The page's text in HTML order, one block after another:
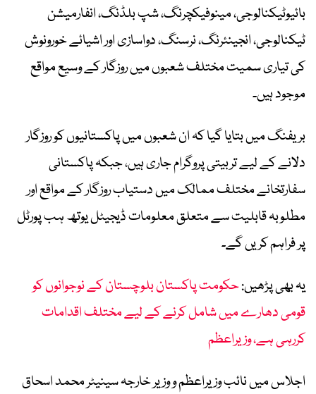
بائیوٹیکنالوجی، مینوفیکچرنگ، شپ بلڈنگ، انفارمیشن
ٹیکنالوجی، انجینئرنگ، نرسنگ، دواسازی اور اشیائے خورونوش
کی تیاری سمیت مختلف شعبوں میں روزگار کے وسیع مواقع
موجود ہیں۔
بریفنگ میں بتایا گیا کہ ان شعبوں میں پاکستانیوں کو روزگار
دلانے کے لیے تربیتی پروگرام جاری ہیں، جبکہ پاکستانی
سفارتخانے مختلف ممالک میں دستیاب روزگار کے مواقع اور
مطلوبہ قابلیت سے متعلق معلومات ڈیجیٹل یوتھ ہب پورٹل
پر فراہم کریں گے۔
یہ بھی پڑھیں:حکومت پاکستان بلوچستان کے نوجوانوں کو
قومی دھارے میں شامل کرنے کے لیے مختلف اقدامات
کررہی ہے، وزیراعظم
اجلاس میں نائب وزیراعظم و وزیر خارجہ سینیٹر محمد اسحاق